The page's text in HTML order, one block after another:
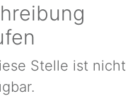
Stelle ist nicht